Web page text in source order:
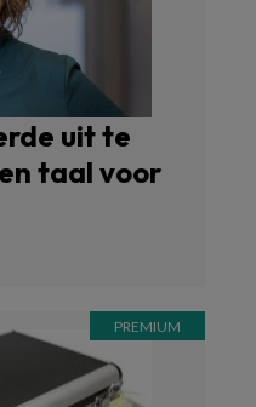
uit te
taal voor